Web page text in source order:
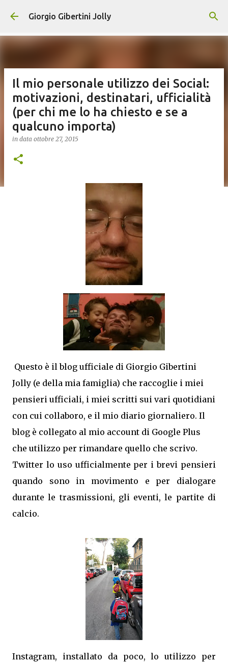
Passa ai contenuti principali
Giorgio Gibertini Jolly
Il mio personale utilizzo dei Social:
motivazioni, destinatari, ufficialità
(per chi me lo ha chiesto e se a
qualcuno importa)
in data ottobre 27, 2015
Questo è il blog ufficiale di Giorgio Gibertini
Jolly (e della mia famiglia) che raccoglie i miei
pensieri ufficiali, i miei scritti sui vari quotidiani
con cui collaboro, e il mio diario giornaliero. Il
blog è collegato al mio account di Google Plus
che utilizzo per rimandare quello che scrivo.
Twitter lo uso ufficialmente per i brevi pensieri
quando sono in movimento e per dialogare
durante le trasmissioni, gli eventi, le partite di
calcio.
Instagram, installato da poco, lo utilizzo per